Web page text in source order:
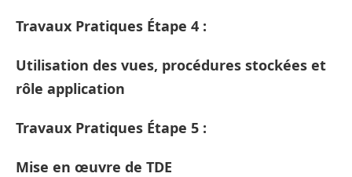
Travaux Pratiques Étape 4 :
Utilisation des vues, procédures stockées et
rôle application
Travaux Pratiques Étape 5 :
Mise en œuvre de TDE